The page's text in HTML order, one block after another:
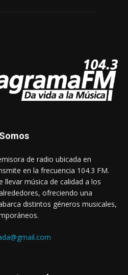
Somos
de radio ubicada en
en la frecuencia 104.3 FM.
música de calidad a los
ofreciendo una
distintos géneros musicales,